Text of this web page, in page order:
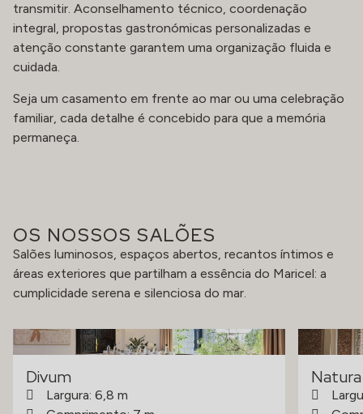
transmitir. Aconselhamento técnico, coordenação
integral, propostas gastronómicas personalizadas e
atenção constante garantem uma organização fluida e
cuidada.
Seja um casamento em frente ao mar ou uma celebração
familiar, cada detalhe é concebido para que a memória
permaneça.
OS NOSSOS SALÕES
Salões luminosos, espaços abertos, recantos íntimos e
áreas exteriores que partilham a essência do Maricel: a
cumplicidade serena e silenciosa do mar.
Divum
Largura: 6,8 m
Natura